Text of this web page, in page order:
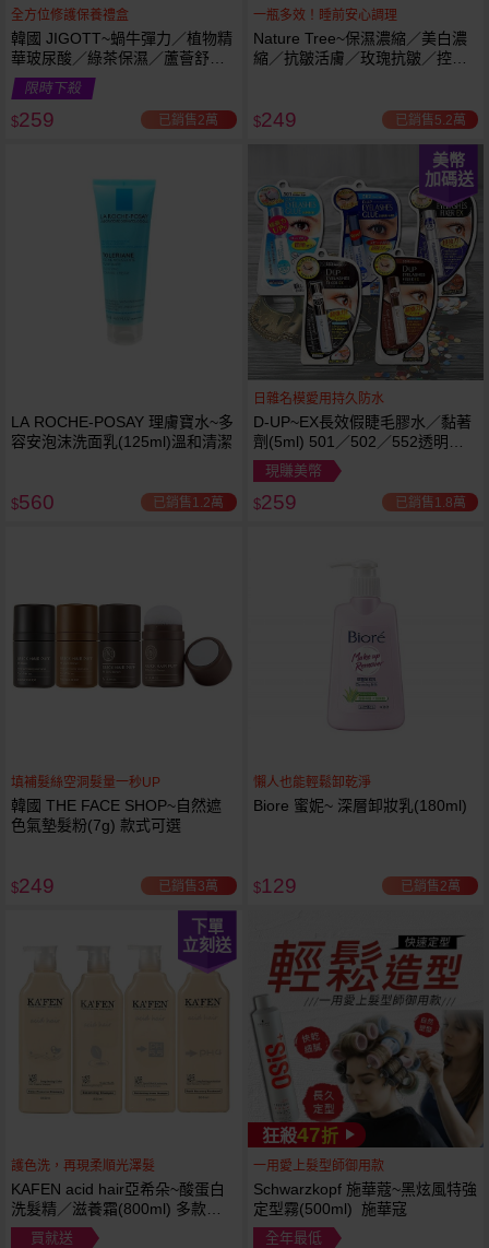
全方位修護保養禮盒
韓國 JIGOTT~蝸牛彈力／植物精
華玻尿酸／綠茶保濕／蘆薈舒緩
修復 禮盒(5件組) 款式可選 化妝
水+乳液+面霜
限時下殺
$259 已銷售2萬
一瓶多效！睡前安心調理
Nature Tree~保濕濃縮／美白濃
縮／抗皺活膚／玫瑰抗皺／控油
$249 已銷售5.2萬
LA ROCHE-POSAY 理膚寶水~多
容安泡沫洗面乳(125ml)溫和清潔
$560 已銷售1.2萬
美幣
加碼送
日雜名模愛用持久防水
D-UP~EX長效假睫毛膠水／黏著
劑(5ml) 501／502／552透明／
553黑色／554咖啡色 款式可選
現賺美幣
$259 已銷售1.8萬
填補髮絲空洞髮量一秒UP
韓國 THE FACE SHOP~自然遮
色氣墊髮粉(7g) 款式可選
$249 已銷售3萬
懶人也能輕鬆卸乾淨
Biore 蜜妮~ 深層卸妝乳(180ml)
$129 已銷售2萬
下單
立刻送
護色洗，再現柔順光澤髮
KAFEN acid hair亞希朵~酸蛋白
洗髮精／滋養霜(800ml) 多款可
選
買就送
狂殺47折
一用愛上髮型師御用款
Schwarzkopf 施華蔻~黑炫風特強
定型霧(500ml) 施華寇
全年最低